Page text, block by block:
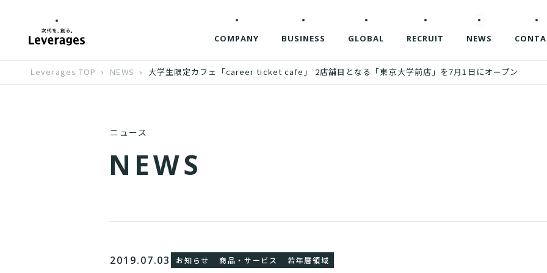
COMPANY BUSINESS GLOBAL RECRUIT NEWS
Leverages TOP NEWS 大学生限定カフェ「career ticket cafe」 2店舗目となる「東京大学前店」を7月1日にオープン
ニュース
N EWS
2019.07.03 お知らせ 商品・サービス 若年層領域